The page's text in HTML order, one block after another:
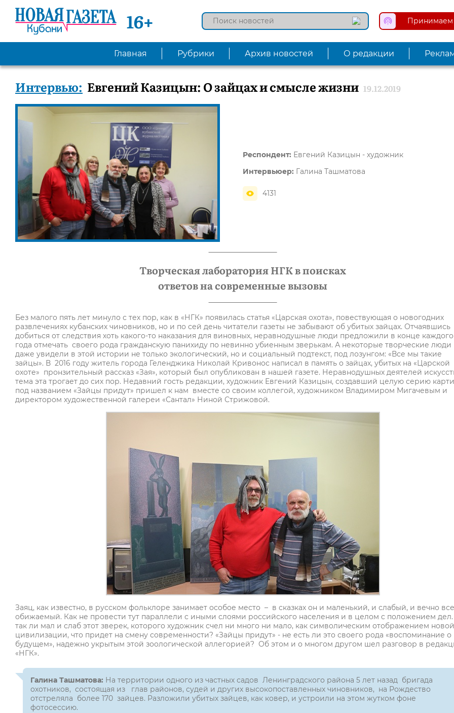
16+ Принимаем
Главная Рубрики Архив новостей О редакции
Интервью: Евгений Казицын: О зайцах и смысле жизни 19.12.2019
Респондент: Евгений Казицын - художник
Интервьюер: Галина Ташматова
4131
Творческая лаборатория НГК в поисках
ответов на современные вызовы
Без малого пять лет минуло с тех пор, как в «НГК» появилась статья «Царская охота», повествующая о новогодних
развлечениях кубанских чиновников, но и по сей день читатели газеты не забывают об убитых зайцах. Отчаявшись
добиться от следствия хоть какого-то наказания для виновных, неравнодушные люди предложили в конце каждого
года отмечать своего рода гражданскую панихиду по невинно убиенным зверькам. А некоторые творческие люди
даже увидели в этой истории не только экологический, но и социальный подтекст, под лозунгом: «Все мы такие
зайцы». В 2016 году житель города Геленджика Николай Кривонос написал в память о зайцах, убитых на «Царской
охоте» пронзительный рассказ «Зая», который был опубликован в нашей газете. Неравнодушных деятелей
тема эта трогает до сих пор. Недавний гость редакции, художник Евгений Казицын, создавший целую серию
под названием «Зайцы придут» пришел к нам вместе со своим коллегой, художником Владимиром Мигачевым и
директором художественной галереи «Сантал» Ниной Стрижовой.
Заяц, как известно, в русском фольклоре занимает особое место – в сказках он и маленький, и слабый, и вечно
обижаемый. Как не провести тут параллели с иными слоями российского населения и в целом c положением
так ли мал и слаб этот зверек, которого художник счел ни много ни мало, как символическим отображением новой
цивилизации, что придет на смену современности? «Зайцы придут» - не есть ли это своего рода «воспоминание о
будущем», надежно укрытым этой зоологической аллегорией? Об этом и о многом другом шел разговор в
«НГК».
Галина Ташматова: На территории одного из частных садов Ленинградского района 5 лет назад бригада
охотников, состоящая из глав районов, судей и других высокопоставленных чиновников, на Рождество
отстреляла более 170 зайцев. Разложили убитых зайцев, как ковер, и устроили на этом жутком фоне
фотосессию.